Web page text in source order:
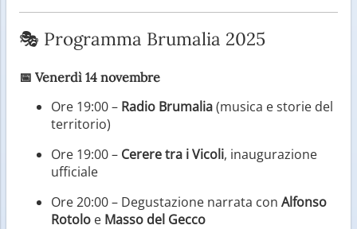
🎭 Programma Brumalia 2025
📅 Venerdì 14 novembre
Ore 19:00 – Radio Brumalia(musica e storie del
territorio)
Ore 19:00 – Cerere tra i Vicoli, inaugurazione
ufficiale
Ore 20:00 – Degustazione narrata con Alfonso
Rotolo e Masso del Gecco